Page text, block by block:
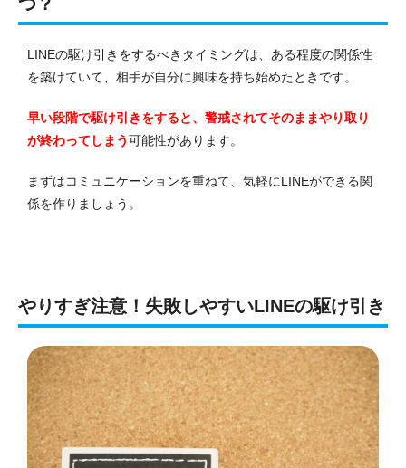
LINEの駆け引きをするべきタイミングは、ある程度の関係性
を築けていて、相手が自分に興味を持ち始めたときです。
早い段階で駆け引きをすると、警戒されてそのままやり取り
が終わってしまう可能性があります。
まずはコミュニケーションを重ねて、気軽にLINEができる関
係を作りましょう。
やりすぎ注意！失敗しやすいLINEの駆け引き